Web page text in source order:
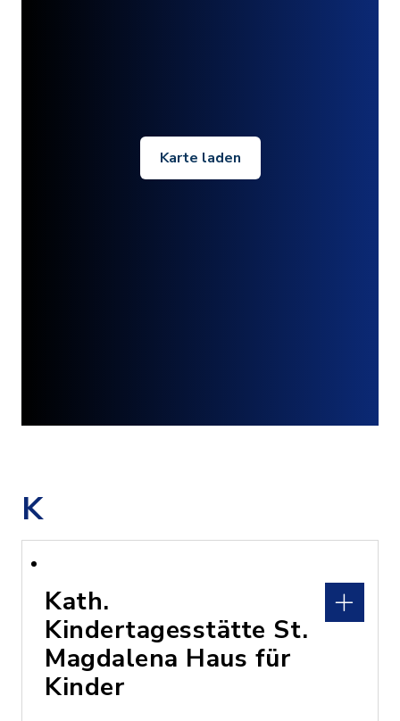
Karte laden
K
Kath.
Kindertagesstätte St.
Magdalena Haus für
Kinder